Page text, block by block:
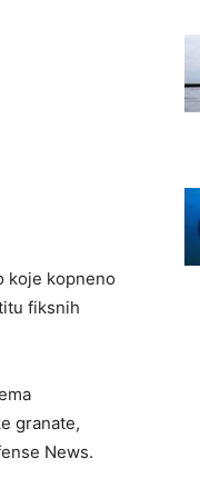
koje kopneno
fiksnih
granate,
News.